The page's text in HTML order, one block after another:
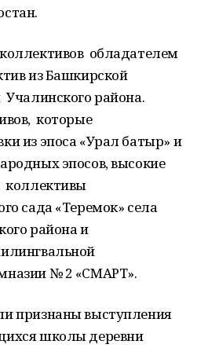
обладателем
из Башкирской
района.
которые
из эпоса «Урал батыр» и
эпосов, высокие
коллективы
сада «Теремок» села
района и
№ 2 «СМАРТ».
признаны выступления
школы деревни